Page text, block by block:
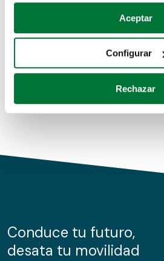
Si lo permite, también quisiéramos:
Recopilar información sobre
Identificar su dispositivo
para buscar características
Obtenga más información sobre
de cookies.
información sobre el uso que haga
nuestros partners de redes
Aceptar
Configurar
Rechazar
Coches de segunda mano
Coches de km0
Conduce tu futuro,
desata tu movilidad